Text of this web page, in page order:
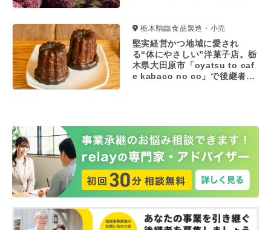
栃木県 食品製造・小売
堅実経営かつ地域に愛され
る“体にやさしい”洋菓子店。栃
木県大田原市「oyatsu to caf
e kabaco no co」で後継者を